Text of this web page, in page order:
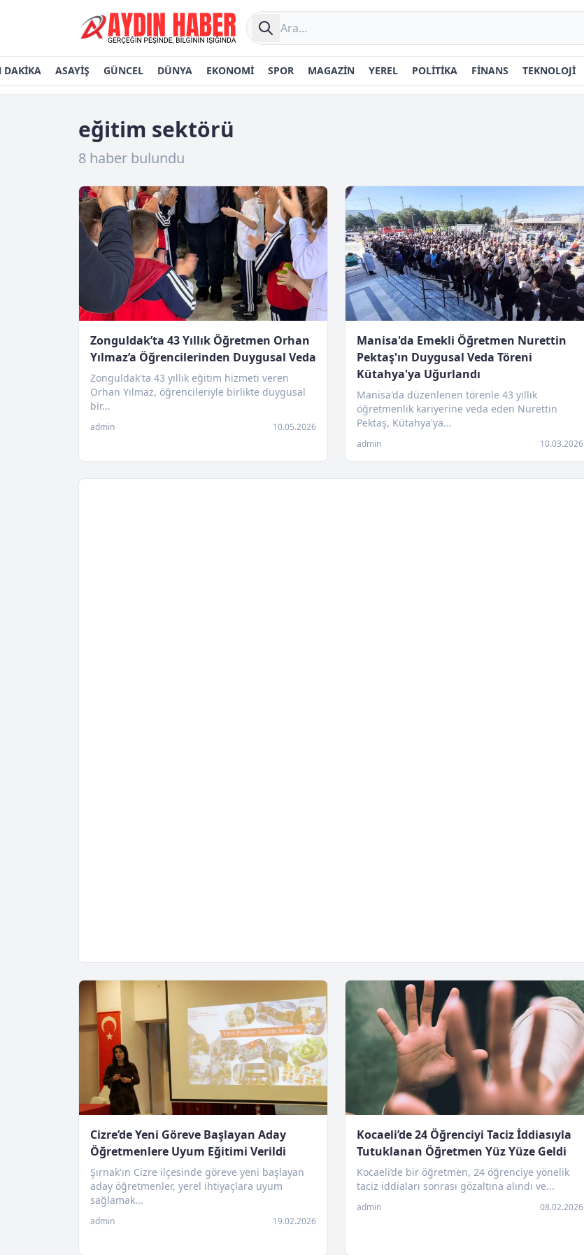
DAKİKA ASAYİŞ GÜNCEL DÜNYA EKONOMİ SPOR MAGAZİN YEREL POLİTİKA FİNANS TEKNOLOJİ
eğitim sektörü
8 haber bulundu
Zonguldak’ta 43 Yıllık Öğretmen Orhan
Yılmaz’a Öğrencilerinden Duygusal Veda
Zonguldak'ta 43 yıllık eğitim hizmeti veren
Orhan Yılmaz, öğrencileriyle birlikte duygusal
bir...
admin 10.05.2026
Manisa'da Emekli Öğretmen Nurettin
Pektaş'ın Duygusal Veda Töreni
Kütahya'ya Uğurlandı
Manisa'da düzenlenen törenle 43 yıllık
öğretmenlik kariyerine veda eden Nurettin
Pektaş, Kütahya'ya...
admin 10.03.2026
Cizre’de Yeni Göreve Başlayan Aday
Öğretmenlere Uyum Eğitimi Verildi
Şırnak'ın Cizre ilçesinde göreve yeni başlayan
aday öğretmenler, yerel ihtiyaçlara uyum
sağlamak...
admin 19.02.2026
Kocaeli’de 24 Öğrenciyi Taciz İddiasıyla
Tutuklanan Öğretmen Yüz Yüze Geldi
Kocaeli’de bir öğretmen, 24 öğrenciye yönelik
taciz iddiaları sonrası gözaltına alındı ve...
admin 08.02.2026